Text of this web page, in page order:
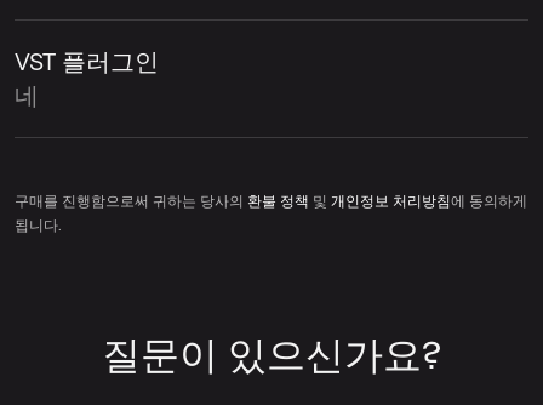
VST 플러그인
네
구매를 진행함으로써 귀하는 당사의 환불 정책 및 개인정보 처리방침에 동의하게
됩니다.
질문이 있으신가요?